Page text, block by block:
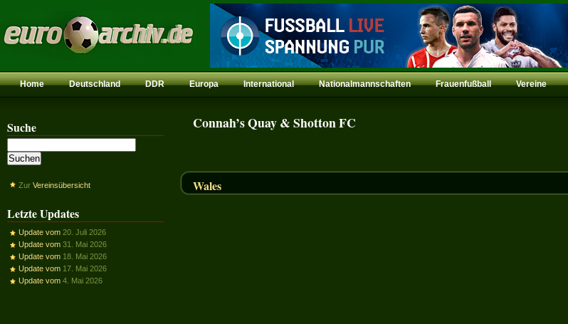
Home Deutschland DDR Europa International Nationalmannschaften Frauenfußball Vereine
Suche
Zur Vereinsübersicht
Letzte Updates
Update vom 20. Juli 2026
Update vom 31. Mai 2026
Update vom 18. Mai 2026
Update vom 17. Mai 2026
Update vom 4. Mai 2026
Connah’s Quay & Shotton FC
Wales